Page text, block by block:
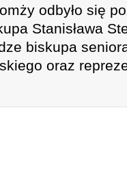
odbyło się
Stanisława
biskupa
oraz